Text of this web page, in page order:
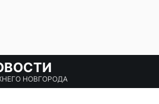
НОВГОРОДА